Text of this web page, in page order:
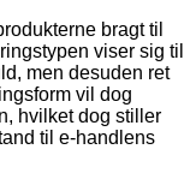
bragt til
viser sig til
men desuden ret
vil dog
hvilket dog stiller
til e-handlens